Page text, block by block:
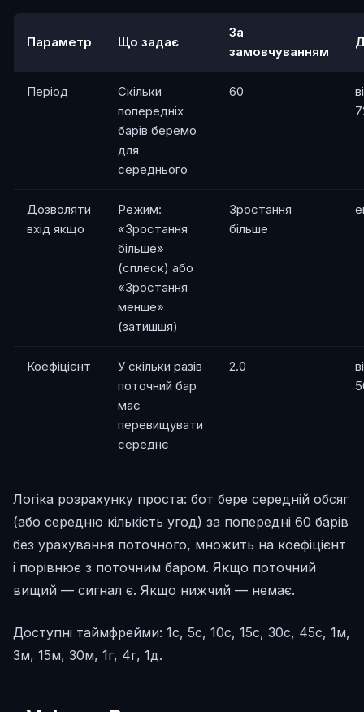
Параметр Що задає
За
замовчуванням
Період
Скільки
попередніх
барів беремо
для
середнього
60
Дозволяти
вхід якщо
Режим:
«Зростання
більше»
(сплеск) або
«Зростання
менше»
(затишшя)
Зростання
більше
Коефіцієнт
У скільки разів
поточний бар
має
перевищувати
середнє
2.0
Логіка розрахунку проста: бот бере середній обсяг
(або середню кількість угод) за попередні 60 барів
без урахування поточного, множить на коефіцієнт
і порівнює з поточним баром. Якщо поточний
вищий — сигнал є. Якщо нижчий — немає.
Доступні таймфрейми: 1с, 5с, 10с, 15с, 30с, 45с, 1м,
3м, 15м, 30м, 1г, 4г, 1д.